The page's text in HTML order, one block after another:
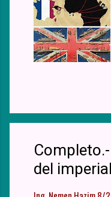
del